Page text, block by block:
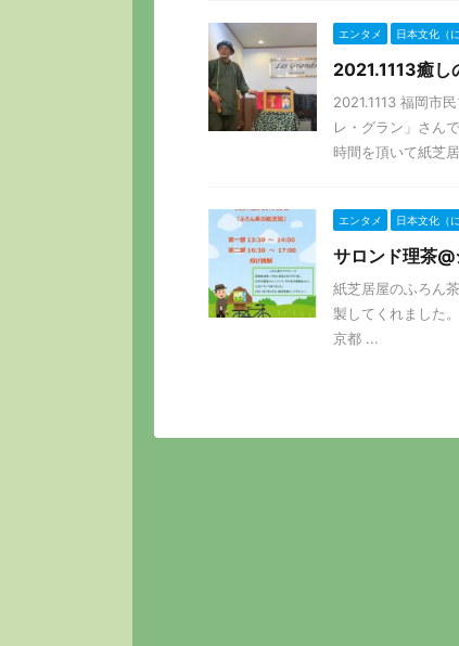
エンタメ 日本文化（
2021.1113癒し
2021.1113 福岡市
レ・グラン」さん
時間を頂いて紙芝
エンタメ 日本文化（
サロンド理茶
紙芝居屋のふろん
製してくれました
京都 ...